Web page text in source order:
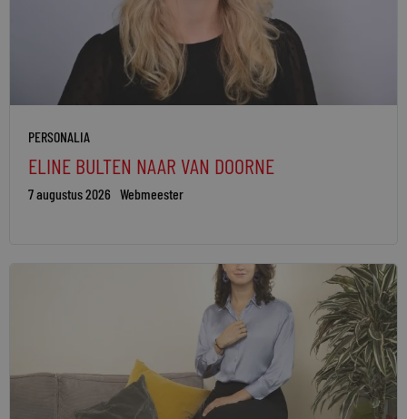
PERSONALIA
ELINE BULTEN NAAR VAN DOORNE
7 augustus 2026 Webmeester